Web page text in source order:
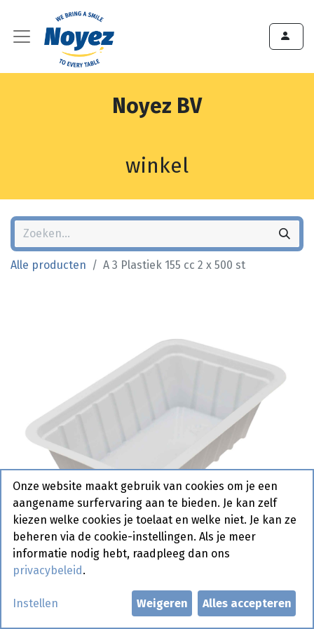
Noyez BV
winkel
Alle producten A 3 Plastiek 155 cc 2 x 500 st
A 3 Plastiek 155 cc 2 x 500 st
Actief
Onze website maakt gebruik van cookies om je een
aangename surfervaring aan te bieden. Je kan zelf
kiezen welke cookies je toelaat en welke niet. Je kan ze
beheren via de cookie-instellingen. Als je meer
informatie nodig hebt, raadpleeg dan ons
privacybeleid .
Instellen Weigeren Alles accepteren